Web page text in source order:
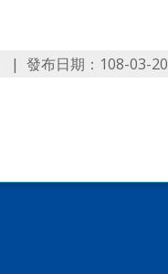
發布日期：108-03-20